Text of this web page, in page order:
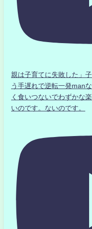
親は子育てに失敗した」
う手遅れで逆転一発man
く食いつないでわずかな
いのです。ないのです。